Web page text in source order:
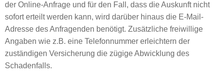
der Online-Anfrage und für den Fall, dass die Auskunft nicht
sofort erteilt werden kann, wird darüber hinaus die E-Mail-
Adresse des Anfragenden benötigt. Zusätzliche freiwillige
Angaben wie z.B. eine Telefonnummer erleichtern der
zuständigen Versicherung die zügige Abwicklung des
Schadenfalls.